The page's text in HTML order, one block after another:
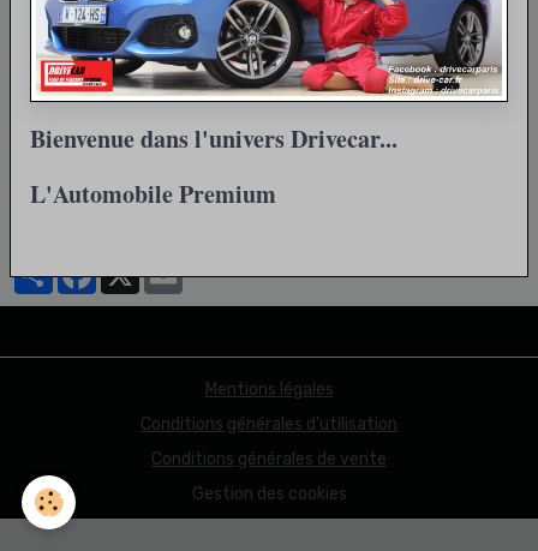
Retour
Mentions légales
Conditions générales d'utilisation
Conditions générales de vente
Gestion des cookies
Bienvenue dans l'univers Drivecar...
L'Automobile Premium